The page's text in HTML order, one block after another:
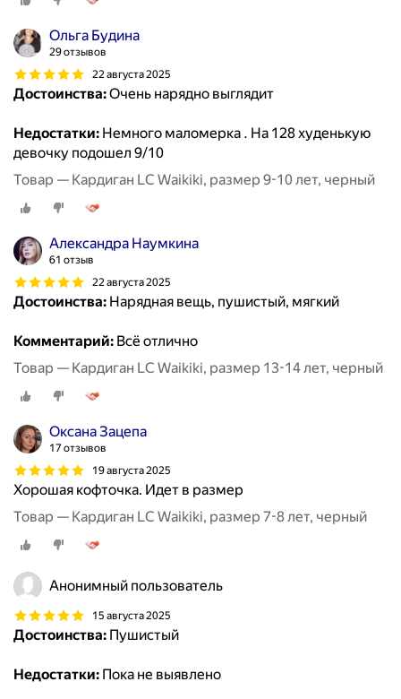
Ольга Будина
29 отзывов
22 августа 2025
Достоинства:Очень нарядно выглядит
Недостатки: Немного маломерка . На 128 худенькую
девочку подошел 9/10
Товар — Кардиган LC Waikiki, размер 9-10 лет, черный
Александра Наумкина
61 отзыв
22 августа 2025
Достоинства: Нарядная вещь, пушистый, мягкий
Комментарий: Всё отлично
Товар — Кардиган LC Waikiki, размер 13-14 лет, черный
Оксана Зацепа
17 отзывов
19 августа 2025
Хорошая кофточка. Идет в размер
Товар — Кардиган LC Waikiki, размер 7-8 лет, черный
Анонимный пользователь
15 августа 2025
Достоинства: Пушистый
Недостатки: Пока не выявлено